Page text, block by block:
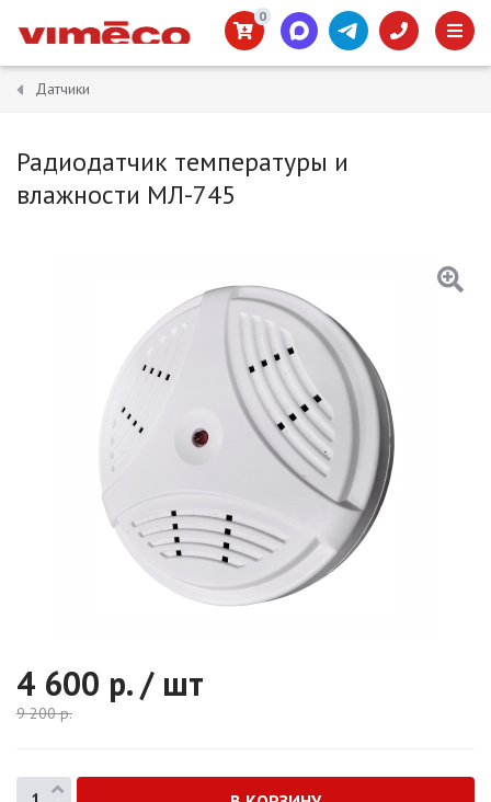
0
Датчики
Радиодатчик температуры и
влажности МЛ-745
4 600 р. / шт
9 200р.